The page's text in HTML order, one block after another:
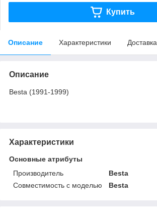
Купить
Описание Характеристики Доставка
Описание
Besta (1991-1999)
Характеристики
Основные атрибуты
Производитель
Besta
Совместимость с моделью
Besta